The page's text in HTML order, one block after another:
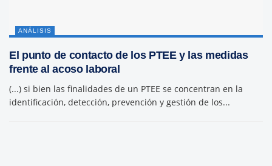
ANÁLISIS
El punto de contacto de los PTEE y las medidas
frente al acoso laboral
(...) si bien las finalidades de un PTEE se concentran en la
identificación, detección, prevención y gestión de los...